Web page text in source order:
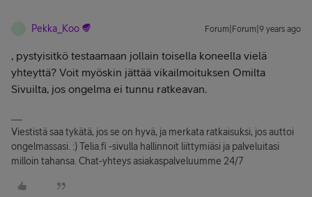
Pekka_Koo Forum|Forum|9 years ago
, pystyisitkö testaamaan jollain toisella koneella vielä
yhteyttä? Voit myöskin jättää vikailmoituksen Omilta
Sivuilta, jos ongelma ei tunnu ratkeavan.
Viestistä saa tykätä, jos se on hyvä, ja merkata ratkaisuksi, jos auttoi
ongelmassasi. :) Telia.fi -sivulla hallinnoit liittymiäsi ja palveluitasi
milloin tahansa. Chat-yhteys asiakaspalveluumme 24/7